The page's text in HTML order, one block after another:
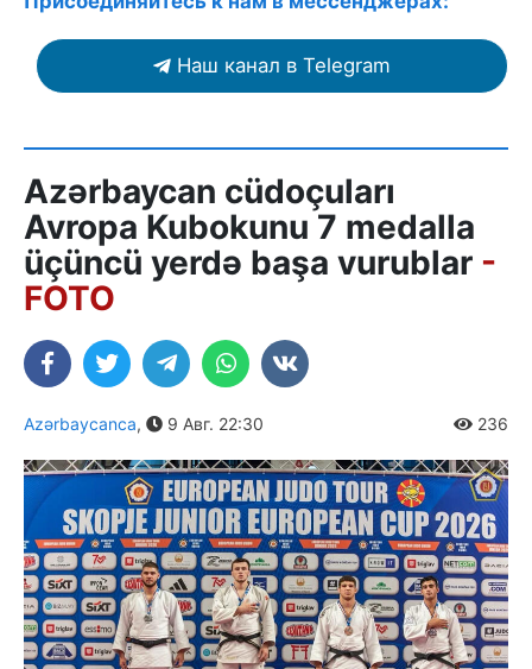
Наш канал в Telegram
Azərbaycan cüdoçuları
Avropa Kubokunu 7 medalla
üçüncü yerdə başa vurublar -
FOTO
Azərbaycanca, 9 Авг. 22:30 236